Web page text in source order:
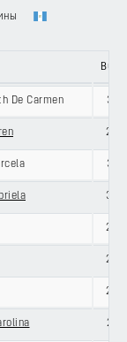
ВОЗ.
De Carmen 31
25
31
30
23
28
27
21